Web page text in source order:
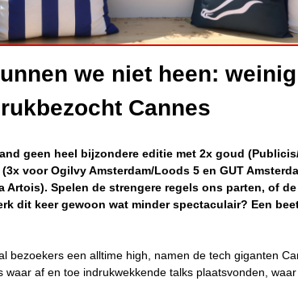
we niet heen:
Cannes
geen heel bijzondere editie met 2x goud (Publicis/
voor Ogilvy Amsterdam/Loods 5 en GUT
Artois). Spelen de strengere regels ons parten, of
dit keer gewoon wat minder spectaculair? Een
bezoekers een alltime high, namen de tech giganten
waar af en toe indrukwekkende talks plaatsvonden,